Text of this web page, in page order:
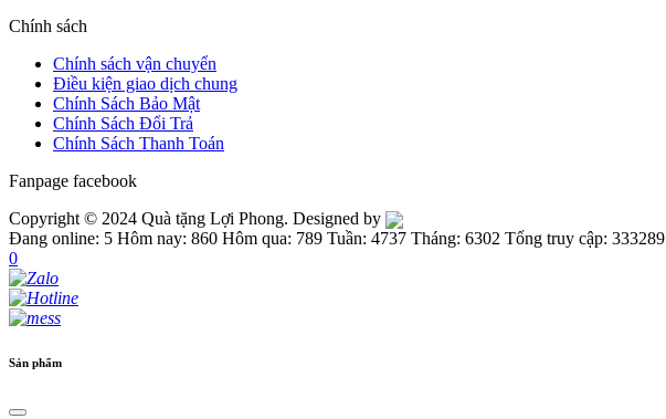
Chính sách
Chính sách vận chuyển
Điều kiện giao dịch chung
Chính Sách Bảo Mật
Chính Sách Đổi Trả
Chính Sách Thanh Toán
Fanpage facebook
Copyright © 2024 Quà tặng Lợi Phong. Designed by
Đang online: 5 Hôm nay: 860 Hôm qua: 789 Tuần: 4737 Tháng: 6302 Tổng truy cập: 333289
0
Sản phẩm